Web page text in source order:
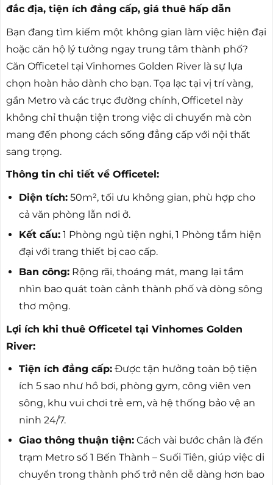
đắc địa, tiện ích đẳng cấp, giá thuê hấp dẫn
Bạn đang tìm kiếm một không gian làm việc hiện đại
hoặc căn hộ lý tưởng ngay trung tâm thành phố?
Căn Officetel tại Vinhomes Golden River là sự lựa
chọn hoàn hảo dành cho bạn. Tọa lạc tại vị trí vàng,
gần Metro và các trục đường chính, Officetel này
không chỉ thuận tiện trong việc di chuyển mà còn
mang đến phong cách sống đẳng cấp với nội thất
sang trọng.
Thông tin chi tiết về Officetel:
Diện tích:50m², tối ưu không gian, phù hợp cho
cả văn phòng lẫn nơi ở.
Kết cấu:1 Phòng ngủ tiện nghi, 1 Phòng tắm hiện
đại với trang thiết bị cao cấp.
Ban công:Rộng rãi, thoáng mát, mang lại tầm
nhìn bao quát toàn cảnh thành phố và dòng sông
thơ mộng.
Lợi ích khi thuê Officetel tại Vinhomes Golden
River:
Tiện ích đẳng cấp:Được tận hưởng toàn bộ tiện
ích 5 sao như hồ bơi, phòng gym, công viên ven
sông, khu vui chơi trẻ em, và hệ thống bảo vệ an
ninh 24/7.
Giao thông thuận tiện:Cách vài bước chân là đến
trạm Metro số 1 Bến Thành – Suối Tiên, giúp việc di
chuyển trong thành phố trở nên dễ dàng hơn bao